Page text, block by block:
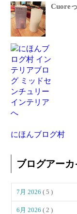
Cuore
にほんブログ村
ブログアーカ
7月 2026( 5 )
6月 2026( 2 )